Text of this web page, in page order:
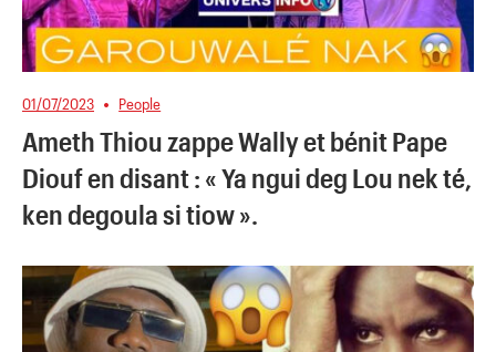
01/07/2023 People
Ameth Thiou zappe Wally et bénit Pape
Diouf en disant : « Ya ngui deg Lou nek té,
ken degoula si tiow ».